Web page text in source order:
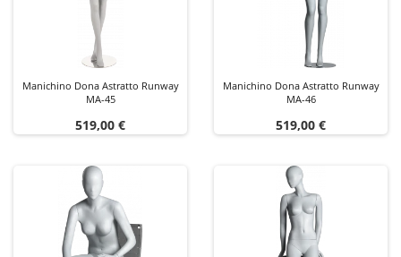
Manichino Dona Astratto Runway
MA-45
Prezzo
519,00 €
Manichino Dona Astratto Runway
MA-46
Prezzo
519,00 €